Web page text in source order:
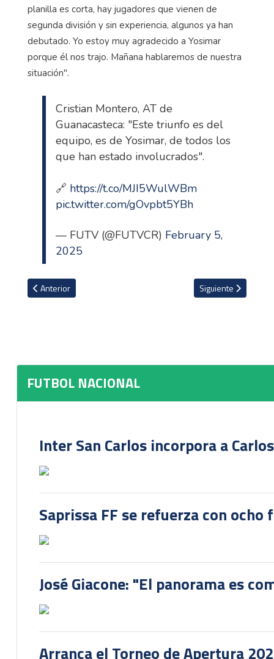
planilla es corta, hay jugadores que vienen de
segunda división y sin experiencia, algunos ya han
debutado. Yo estoy muy agradecido a Yosimar
porque él nos trajo. Mañana hablaremos de nuestra
situación".
Cristian Montero, AT de
Guanacasteca: "Este triunfo es del
equipo, es de Yosimar, de todos los
que han estado involucrados".⁣
🔗 https://t.co/MJI5WulWBm
pic.twitter.com/gOvpbt5YBh
— FUTV (@FUTVCR) February 5,
2025
Artículo anterior: Óscar Duarte tras la derrota ante
Anterior Artículo siguiente:
Siguiente
FUTBOL NACIONAL
Inter San Carlos incorpora a
Saprissa FF se refuerza con
José Giacone: "El panorama es
Arranca el Torneo de Apertura